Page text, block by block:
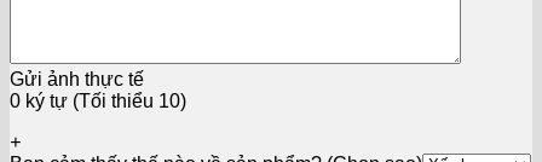
Gửi ảnh thực tế
0 ký tự (Tối thiểu 10)
+